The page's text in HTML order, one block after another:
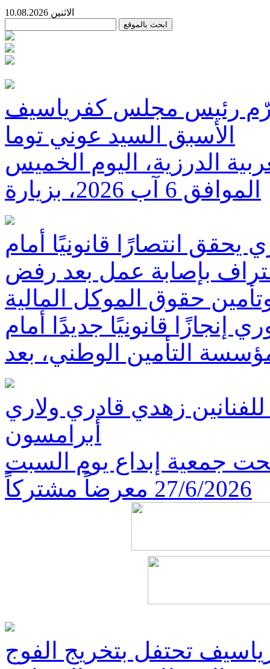
تكرّم رئيس مجلس كفرياسيف
الأسبق السيد عوني توما
الدرزية، اليوم الخميس
الموافق 6 آب 2026، بزيارة
انتصارًا قانونيًا أمام
بإصابة عمل بعد رفض
حقوق الموكل المالية
قانونيًا جديدًا أمام
التأمين الوطني، بعد
زهدي قادري ولاري
أبرامسون
جمعية إبداع يوم السبت
27/6/2026 معرضاً مشتركاً
تحتفل بتخريج الفوج